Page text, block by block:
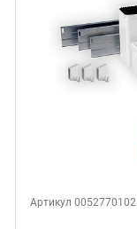
Артикул 0052770102